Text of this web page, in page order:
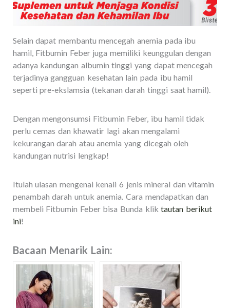
Selain dapat membantu mencegah anemia pada ibu
hamil, Fitbumin Feber juga memiliki keunggulan dengan
adanya kandungan albumin tinggi yang dapat mencegah
terjadinya gangguan kesehatan lain pada ibu hamil
seperti pre-ekslamsia (tekanan darah tinggi saat hamil).
Dengan mengonsumsi Fitbumin Feber, ibu hamil tidak
perlu cemas dan khawatir lagi akan mengalami
kekurangan darah atau anemia yang dicegah oleh
kandungan nutrisi lengkap!
Itulah ulasan mengenai kenali 6 jenis mineral dan vitamin
penambah darah untuk anemia. Cara mendapatkan dan
membeli Fitbumin Feber bisa Bunda kliktautan berikut
ini!
Bacaan Menarik Lain: